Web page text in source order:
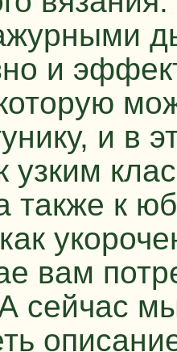
и
и в
узким
также к
вам
сейчас